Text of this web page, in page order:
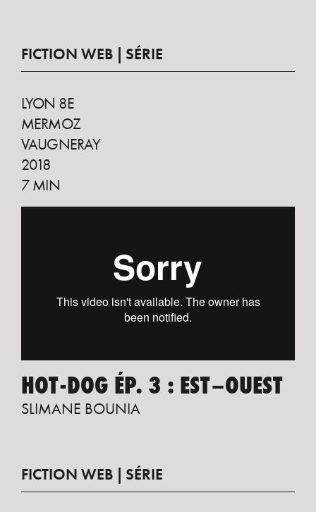
FICTION WEB SÉRIE
LYON 8E
MERMOZ
VAUGNERAY
2018
7 MIN
HOT-DOG ÉP. 3 : EST–OUEST
SLIMANE BOUNIA
FICTION WEB SÉRIE